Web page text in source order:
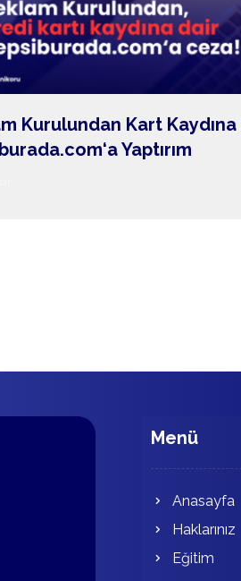
Kurulundan Kart Kaydına
Yaptırım
Menü
Anasayfa
Haklarınız
Eğitim